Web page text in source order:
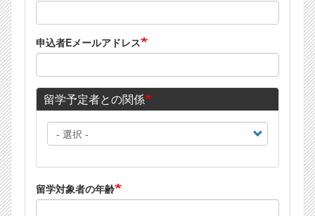
申込者Eメールアドレス
留学予定者との関係
留
学
定
者
と
留学対象者の年齢